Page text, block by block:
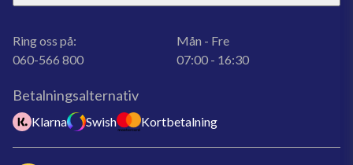
Ring oss på:
060-566 800
Mån - Fre
07:00 - 16:30
Betalningsalternativ
Klarna Swish Kortbetalning